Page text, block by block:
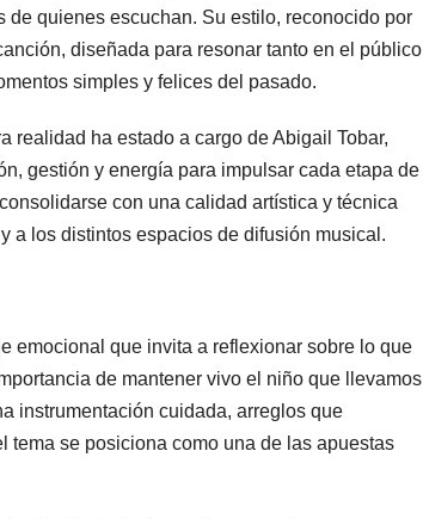
quienes escuchan. Su estilo, reconocido por
diseñada para resonar tanto en el público
simples y felices del pasado.
realidad ha estado a cargo de Abigail Tobar,
gestión y energía para impulsar cada etapa de
con una calidad artística y técnica
a los distintos espacios de difusión musical.
emocional que invita a reflexionar sobre lo que
de mantener vivo el niño que llevamos
instrumentación cuidada, arreglos que
tema se posiciona como una de las apuestas